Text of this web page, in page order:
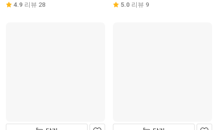
4.9 리뷰 28 5.0 리뷰 9